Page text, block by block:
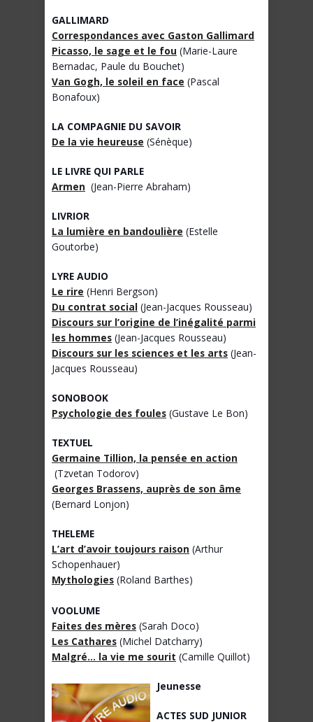
GALLIMARD
Correspondances avec Gaston Gallimard
Picasso, le sage et le fou (Marie-Laure
Bernadac, Paule du Bouchet)
Van Gogh, le soleil en face (Pascal
Bonafoux)
LA COMPAGNIE DU SAVOIR
De la vie heureuse (Sénèque)
LE LIVRE QUI PARLE
Armen (Jean-Pierre Abraham)
LIVRIOR
La lumière en bandoulière (Estelle
Goutorbe)
LYRE AUDIO
Le rire (Henri Bergson)
Du contrat social (Jean-Jacques Rousseau)
Discours sur l’origine de l’inégalité parmi
les hommes (Jean-Jacques Rousseau)
Discours sur les sciences et les arts (Jean-
Jacques Rousseau)
SONOBOOK
Psychologie des foules (Gustave Le Bon)
TEXTUEL
Germaine Tillion, la pensée en action
(Tzvetan Todorov)
Georges Brassens, auprès de son âme
(Bernard Lonjon)
THELEME
L’art d’avoir toujours raison (Arthur
Schopenhauer)
Mythologies (Roland Barthes)
VOOLUME
Faites des mères (Sarah Doco)
Les Cathares (Michel Datcharry)
Malgré… la vie me sourit (Camille Quillot)
Jeunesse
ACTES SUD JUNIOR